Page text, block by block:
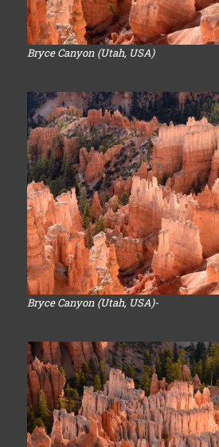
Bryce Canyon (Utah, USA)
Bryce Canyon (Utah, USA)-